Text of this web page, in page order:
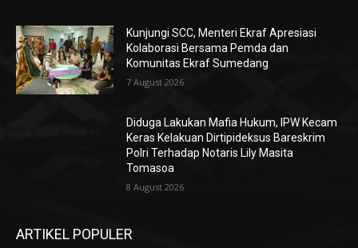
Kunjungi SCC, Menteri Ekraf Apresiasi
Kolaborasi Bersama Pemda dan
Komunitas Ekraf Sumedang
7 August 2026
Diduga Lakukan Mafia Hukum, IPW Kecam
Keras Kelakuan Dirtipideksus Bareskrim
Polri Terhadap Notaris Lily Masita
Tomasoa
8 August 2026
ARTIKEL POPULER